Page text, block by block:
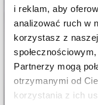
i reklam, aby
analizować ruch w
korzystasz z
Partnerzy mogą
otrzymanymi od
korzystania z ich